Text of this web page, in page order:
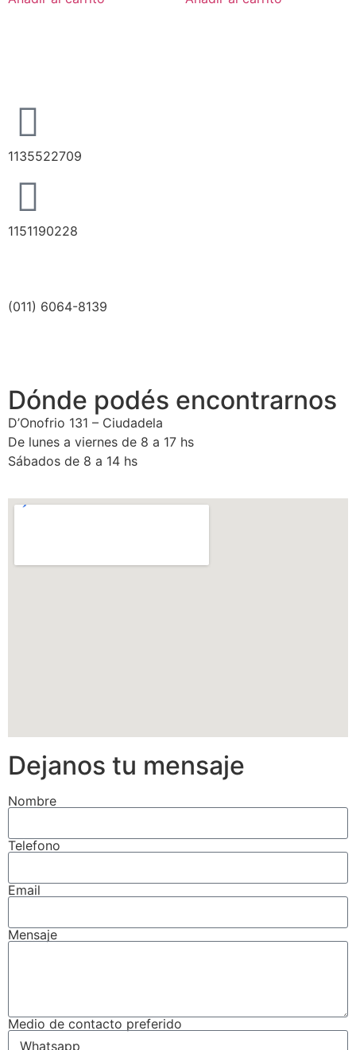
1135522709
1151190228
(011) 6064-8139
Dónde podés encontrarnos
D’Onofrio 131 – Ciudadela
De lunes a viernes de 8 a 17 hs
Sábados de 8 a 14 hs
Dejanos tu mensaje
Nombre
Telefono
Email
Mensaje
Medio de contacto preferido